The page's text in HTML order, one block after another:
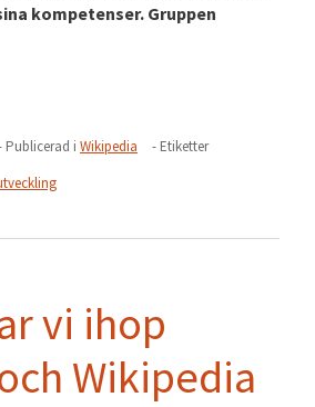
kompetenser. Gruppen
Publicerad i Wikipedia
- Etiketter
vi ihop
Wikipedia